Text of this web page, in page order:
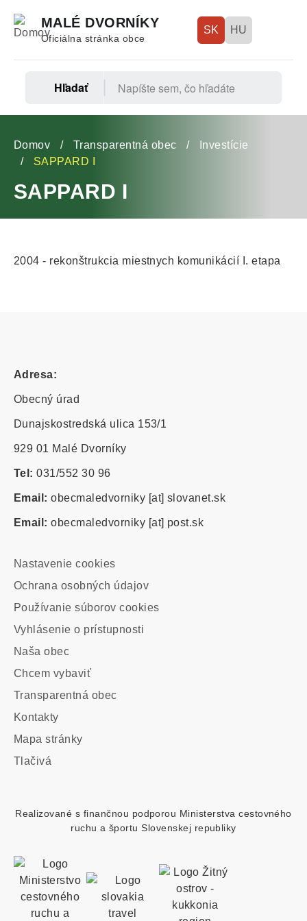
obsah
MALÉ DVORNÍKY
Oficiálna stránka obce
SK HU
Hľadať
Omrvinka
Domov Transparentná obec
Investície
SAPPARD I
SAPPARD I
2004 - rekonštrukcia miestnych komunikácií I. etapa
Adresa:
Obecný úrad
Dunajskostredská ulica 153/1
929 01 Malé Dvorníky
Tel: 031/552 30 96
Email: obecmaledvorniky [at] slovanet.sk
Email: obecmaledvorniky [at] post.sk
Main
navigation
Naša obec
Chcem vybaviť
Transparentná obec
Kontakty
Footer
custom
Mapa stránky
Tlačivá
Footer
-
Nastavenie cookies
Ochrana osobných údajov
Používanie súborov cookies
Vyhlásenie o prístupnosti
Realizované s finančnou podporou Ministerstva cestovného
ruchu a športu Slovenskej republiky